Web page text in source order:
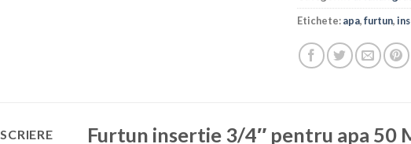
Etichete:apa,furtun,
Furtun insertie 3/4″ pentru apa 50